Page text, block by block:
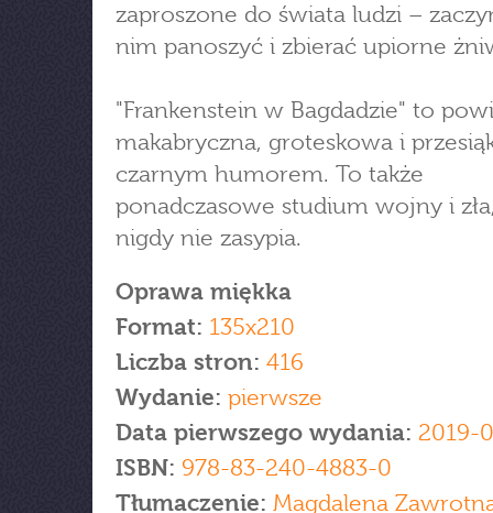
zaproszone do świata ludzi –
nim panoszyć i zbierać upiorne
"Frankenstein w Bagdadzie" to
makabryczna, groteskowa i
czarnym humorem. To także
ponadczasowe studium wojny i
nigdy nie zasypia.
Oprawa miękka
Format: 135x210
Liczba stron: 416
Wydanie: pierwsze
Data pierwszego wydania: 2019-
ISBN: 978-83-240-4883-0
Tłumaczenie: Magdalena